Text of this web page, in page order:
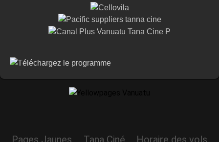
Pages Jaunes Tana Ciné Horaire des vols